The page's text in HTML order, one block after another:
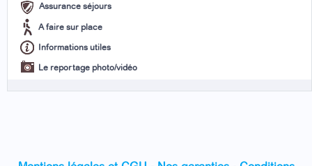
Assurance séjours
A faire sur place
Informations utiles
Le reportage photo/vidéo